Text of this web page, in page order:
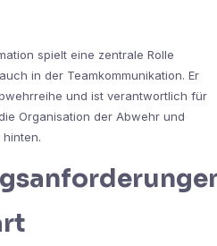
spielt eine zentrale Rolle
in der Teamkommunikation. Er
und ist verantwortlich für
Organisation der Abwehr und